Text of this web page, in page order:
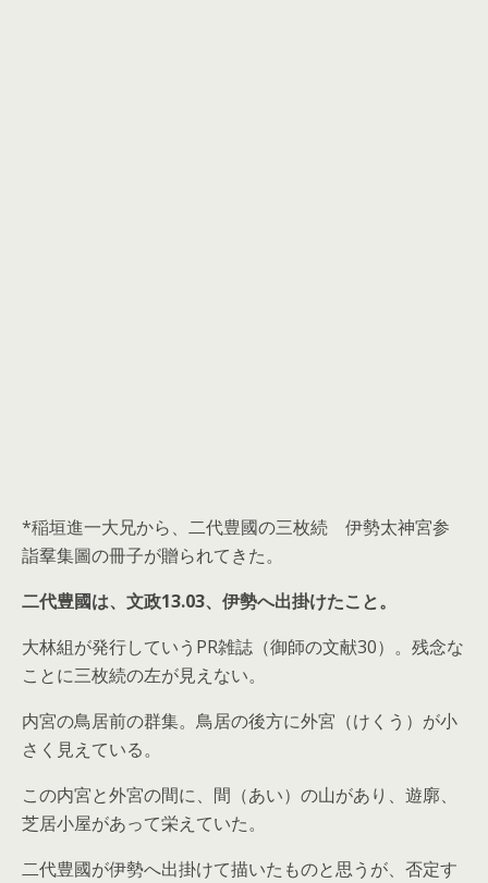
*稲垣進一大兄から、二代豊國の三枚続 伊勢太神宮参
詣羣集圖の冊子が贈られてきた。
二代豊國は、文政13.03、伊勢へ出掛けたこと。
大林組が発行していうPR雑誌（御師の文献30）。残念な
ことに三枚続の左が見えない。
内宮の鳥居前の群集。鳥居の後方に外宮（けくう）が小
さく見えている。
この内宮と外宮の間に、間（あい）の山があり、遊廓、
芝居小屋があって栄えていた。
二代豊國が伊勢へ出掛けて描いたものと思うが、否定す